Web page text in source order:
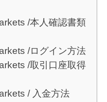
/本人確認書類
/ログイン方法
/取引口座取得
/ 入金方法